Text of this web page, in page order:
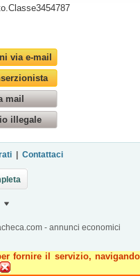
fornire il servizio, navigando
via e-mail
mail
illegale
| Contattaci
- annunci economici